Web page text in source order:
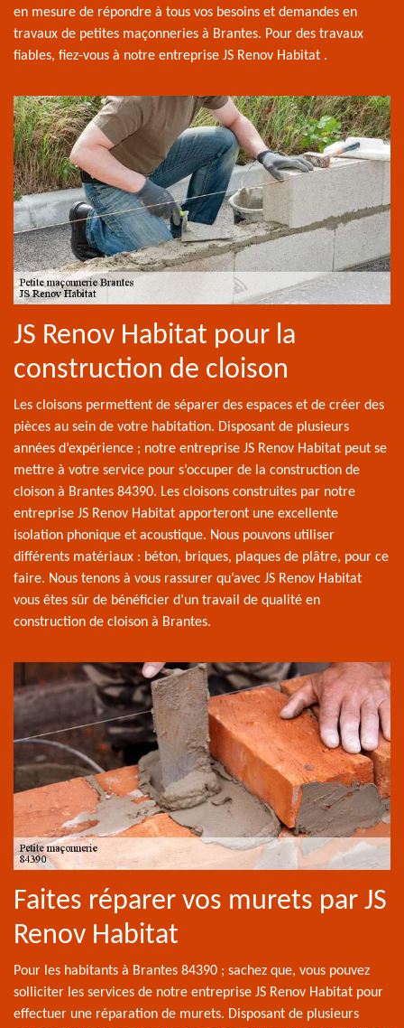
en mesure de répondre à tous vos besoins et demandes en
travaux de petites maçonneries à Brantes. Pour des travaux
fiables, fiez-vous à notre entreprise JS Renov Habitat .
JS Renov Habitat pour la
construction de cloison
Les cloisons permettent de séparer des espaces et de créer des
pièces au sein de votre habitation. Disposant de plusieurs
années d’expérience ; notre entreprise JS Renov Habitat peut se
mettre à votre service pour s’occuper de la construction de
cloison à Brantes 84390. Les cloisons construites par notre
entreprise JS Renov Habitat apporteront une excellente
isolation phonique et acoustique. Nous pouvons utiliser
différents matériaux : béton, briques, plaques de plâtre, pour ce
faire. Nous tenons à vous rassurer qu’avec JS Renov Habitat
vous êtes sûr de bénéficier d’un travail de qualité en
construction de cloison à Brantes.
Faites réparer vos murets par JS
Renov Habitat
Pour les habitants à Brantes 84390 ; sachez que, vous pouvez
solliciter les services de notre entreprise JS Renov Habitat pour
effectuer une réparation de murets. Disposant de plusieurs